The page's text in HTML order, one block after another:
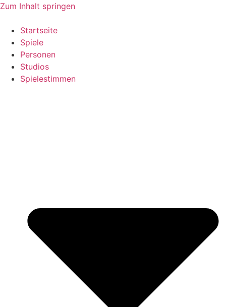
Zum Inhalt springen
Startseite
Spiele
Personen
Studios
Spielestimmen